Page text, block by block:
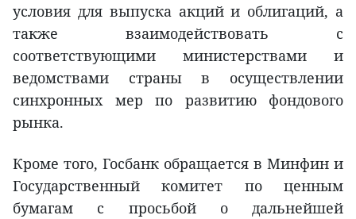
условия для выпуска акций и облигаций, а
также взаимодействовать с
соответствующими министерствами и
ведомствами страны в осуществлении
синхронных мер по развитию фондового
рынка.
Кроме того, Госбанк обращается в Минфин и
Государственный комитет по ценным
бумагам с просьбой о дальнейшей